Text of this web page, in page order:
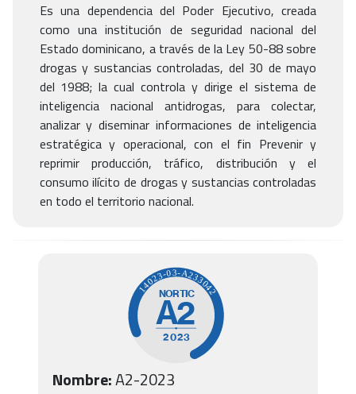
Es una dependencia del Poder Ejecutivo, creada
como una institución de seguridad nacional del
Estado dominicano, a través de la Ley 50-88 sobre
drogas y sustancias controladas, del 30 de mayo
del 1988; la cual controla y dirige el sistema de
inteligencia nacional antidrogas, para colectar,
analizar y diseminar informaciones de inteligencia
estratégica y operacional, con el fin Prevenir y
reprimir producción, tráfico, distribución y el
consumo ilícito de drogas y sustancias controladas
en todo el territorio nacional.
Nombre:A2-2023